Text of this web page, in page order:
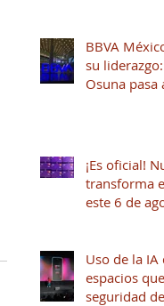
BBVA
su
Osuna pasa
¡Es oficial!
transforma
este 6 de
Uso de la IA
espacios
seguridad